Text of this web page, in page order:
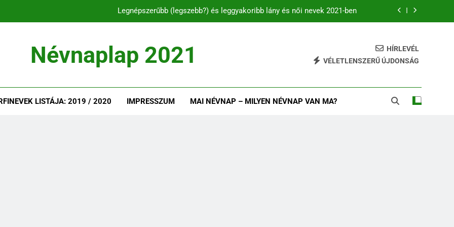
Legnépszerűbb (legszebb?) és leggyakoribb lány és női nevek 2021-ben
B betűs női és férfi nevek
Legnépszerűbb (legszebb?) és leggyakoribb lány és női nevek 2021-ben
Névnaplap 2021
HÍRLEVÉL
VÉLETLENSZERŰ ÚJDONSÁG
LISTÁJA: 2019 / 2020 IMPRESSZUM MAI NÉVNAP – MILYEN NÉVNAP VAN MA?